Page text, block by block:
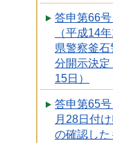
答申第66
（平成14
県警察釜
分開示決定
15日）
答申第65
月28日付
の確認した